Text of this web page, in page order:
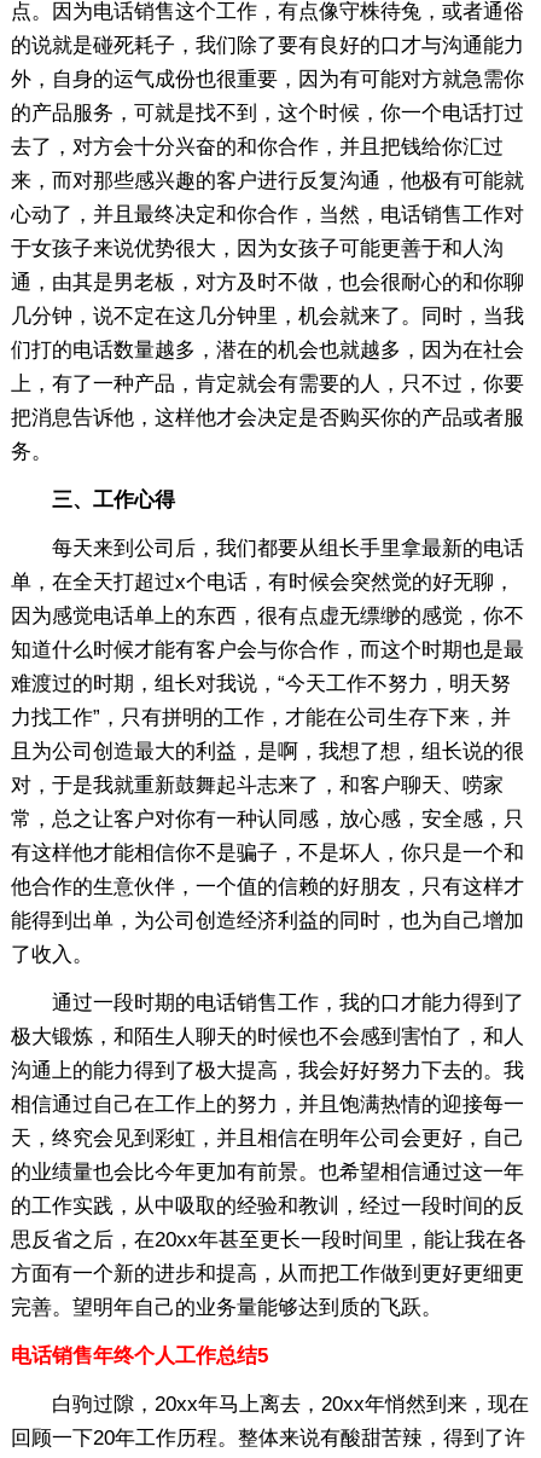
点。因为电话销售这个工作，有点像守株待兔，或者通俗
的说就是碰死耗子，我们除了要有良好的口才与沟通能力
外，自身的运气成份也很重要，因为有可能对方就急需你
的产品服务，可就是找不到，这个时候，你一个电话打过
去了，对方会十分兴奋的和你合作，并且把钱给你汇过
来，而对那些感兴趣的客户进行反复沟通，他极有可能就
心动了，并且最终决定和你合作，当然，电话销售工作对
于女孩子来说优势很大，因为女孩子可能更善于和人沟
通，由其是男老板，对方及时不做，也会很耐心的和你聊
几分钟，说不定在这几分钟里，机会就来了。同时，当我
们打的电话数量越多，潜在的机会也就越多，因为在社会
上，有了一种产品，肯定就会有需要的人，只不过，你要
把消息告诉他，这样他才会决定是否购买你的产品或者服
务。
三、工作心得
每天来到公司后，我们都要从组长手里拿最新的电话
单，在全天打超过x个电话，有时候会突然觉的好无聊，
因为感觉电话单上的东西，很有点虚无缥缈的感觉，你不
知道什么时候才能有客户会与你合作，而这个时期也是最
难渡过的时期，组长对我说，“今天工作不努力，明天努
力找工作”，只有拼明的工作，才能在公司生存下来，并
且为公司创造最大的利益，是啊，我想了想，组长说的很
对，于是我就重新鼓舞起斗志来了，和客户聊天、唠家
常，总之让客户对你有一种认同感，放心感，安全感，只
有这样他才能相信你不是骗子，不是坏人，你只是一个和
他合作的生意伙伴，一个值的信赖的好朋友，只有这样才
能得到出单，为公司创造经济利益的同时，也为自己增加
了收入。
通过一段时期的电话销售工作，我的口才能力得到了
极大锻炼，和陌生人聊天的时候也不会感到害怕了，和人
沟通上的能力得到了极大提高，我会好好努力下去的。我
相信通过自己在工作上的努力，并且饱满热情的迎接每一
天，终究会见到彩虹，并且相信在明年公司会更好，自己
的业绩量也会比今年更加有前景。也希望相信通过这一年
的工作实践，从中吸取的经验和教训，经过一段时间的反
思反省之后，在20xx年甚至更长一段时间里，能让我在各
方面有一个新的进步和提高，从而把工作做到更好更细更
完善。望明年自己的业务量能够达到质的飞跃。
电话销售年终个人工作总结5
白驹过隙，20xx年马上离去，20xx年悄然到来，现在
回顾一下20年工作历程。整体来说有酸甜苦辣，得到了许